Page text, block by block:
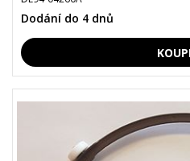
Dodání do 4 dnů